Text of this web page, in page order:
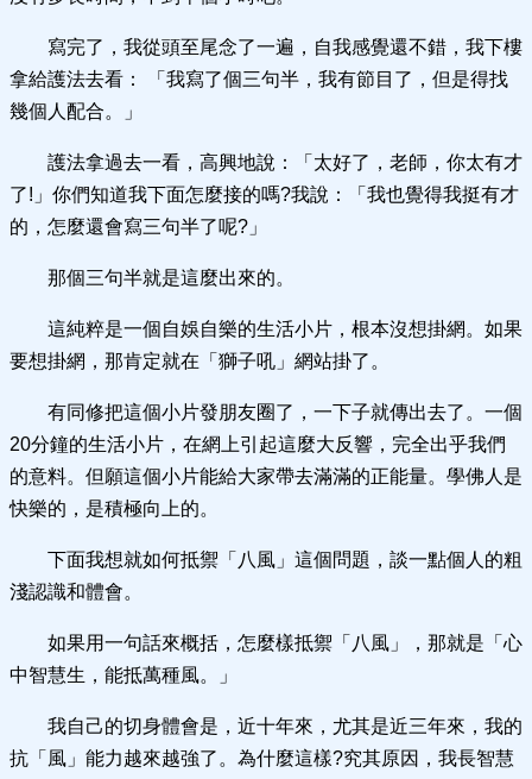
寫完了，我從頭至尾念了一遍，自我感覺還不錯，我下樓
拿給護法去看： 「我寫了個三句半，我有節目了，但是得找
幾個人配合。」
護法拿過去一看，高興地說：「太好了，老師，你太有才
了!」你們知道我下面怎麼接的嗎?我說：「我也覺得我挺有才
的，怎麼還會寫三句半了呢?」
那個三句半就是這麼出來的。
這純粹是一個自娛自樂的生活小片，根本沒想掛網。如果
要想掛網，那肯定就在「獅子吼」網站掛了。
有同修把這個小片發朋友圈了，一下子就傳出去了。一個
20分鐘的生活小片，在網上引起這麼大反響，完全出乎我們
的意料。但願這個小片能給大家帶去滿滿的正能量。學佛人是
快樂的，是積極向上的。
下面我想就如何抵禦「八風」這個問題，談一點個人的粗
淺認識和體會。
如果用一句話來概括，怎麼樣抵禦「八風」，那就是「心
中智慧生，能抵萬種風。」
我自己的切身體會是，近十年來，尤其是近三年來，我的
抗「風」能力越來越強了。為什麼這樣?究其原因，我長智慧